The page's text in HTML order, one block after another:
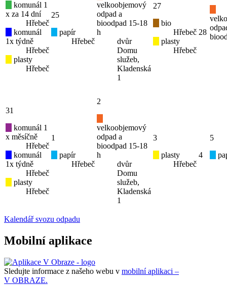
komunál 1
x za 14 dní
Hřebeč
komunál
1x týdně
Hřebeč
plasty
Hřebeč
25
papír
Hřebeč
velkoobjemový
odpad a
bioodpad 15-18
h
dvůr
Domu
služeb,
Kladenská
1
27
bio
Hřebeč
plasty
Hřebeč
28
31
komunál 1
x měsíčně
Hřebeč
komunál
1x týdně
Hřebeč
plasty
Hřebeč
1
papír
Hřebeč
2
velkoobjemový
odpad a
bioodpad 15-18
h
dvůr
Domu
služeb,
Kladenská
1
3
plasty
Hřebeč
4
5
Kalendář svozu odpadu
Mobilní aplikace
Sledujte informace z našeho webu v mobilní aplikaci –
V OBRAZE.